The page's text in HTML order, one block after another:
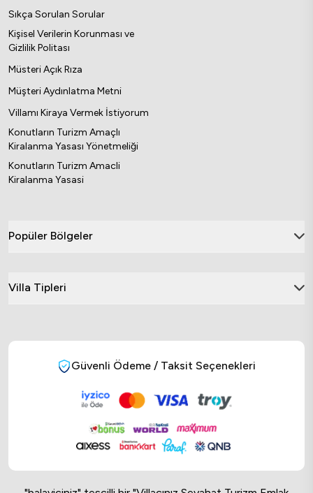
Sıkça Sorulan Sorular
Kişisel Verilerin Korunması ve
Gizlilik Politası
Müsteri Açık Rıza
Müşteri Aydınlatma Metni
Villamı Kiraya Vermek İstiyorum
Konutların Turizm Amaçlı
Kiralanma Yasası Yönetmeliği
Konutların Turizm Amacli
Kiralanma Yasasi
Popüler Bölgeler
Villa Tipleri
Güvenli Ödeme / Taksit Seçenekleri